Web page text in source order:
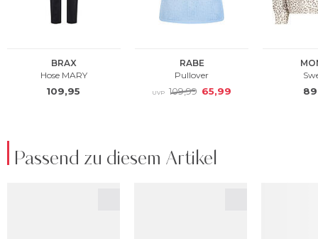
Passend zu diesem Artikel